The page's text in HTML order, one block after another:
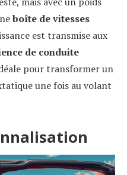
boîte de vitesses
est transmise aux
de conduite
pour transformer un
une fois au volant